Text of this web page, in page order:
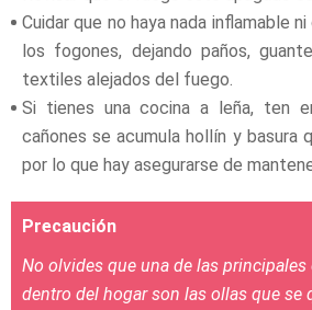
Cuidar que no haya nada inflamable
los fogones, dejando paños,
textiles alejados del fuego.
Si tienes una cocina a leña, ten
cañones se acumula hollín y basura
por lo que hay asegurarse de
Precaución
No olvides que una de las
dentro del hogar son las ollas que se